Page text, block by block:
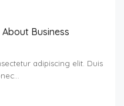
Business
adipiscing elit. Duis